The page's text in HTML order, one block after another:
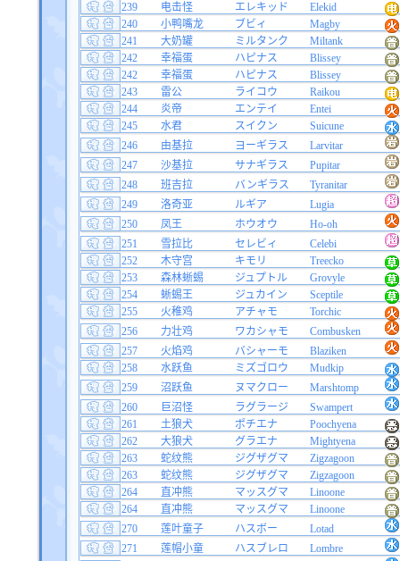
239
电击怪 エレキッド
Elekid
240
小鸭嘴龙 ブビィ
Magby
241
大奶罐 ミルタンク
Miltank
242
幸福蛋 ハピナス
Blissey
242
幸福蛋 ハピナス
Blissey
243
雷公 ライコウ
Raikou
244
炎帝 エンテイ
Entei
245
水君 スイクン
Suicune
246
由基拉 ヨーギラス
Larvitar
247
沙基拉 サナギラス
Pupitar
248
班吉拉 バンギラス
Tyranitar
249
洛奇亚 ルギア
Lugia
250
凤王 ホウオウ
Ho-oh
251
雪拉比 セレビィ
Celebi
252
木守宫 キモリ
Treecko
253
森林蜥蜴 ジュプトル
Grovyle
254
蜥蜴王 ジュカイン
Sceptile
255
火稚鸡 アチャモ
Torchic
256
力壮鸡 ワカシャモ
Combusken
257
火焰鸡 バシャーモ
Blaziken
258
水跃鱼 ミズゴロウ
Mudkip
259
沼跃鱼 ヌマクロー
Marshtomp
260
巨沼怪 ラグラージ
Swampert
261
土狼犬 ポチエナ
Poochyena
262
大狼犬 グラエナ
Mightyena
263
蛇纹熊 ジグザグマ
Zigzagoon
263
蛇纹熊 ジグザグマ
Zigzagoon
264
直冲熊 マッスグマ
Linoone
264
直冲熊 マッスグマ
Linoone
270
莲叶童子 ハスボー
Lotad
271
莲帽小童 ハスブレロ
Lombre